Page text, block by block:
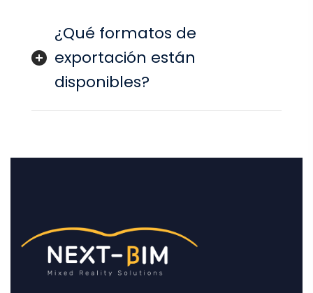
¿Qué formatos de
exportación están
disponibles?